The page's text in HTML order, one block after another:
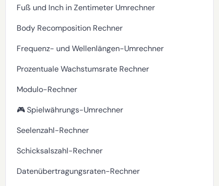
Fuß und Inch in Zentimeter Umrechner
Body Recomposition Rechner
Frequenz- und Wellenlängen-Umrechner
Prozentuale Wachstumsrate Rechner
Modulo-Rechner
🎮 Spielwährungs-Umrechner
Seelenzahl-Rechner
Schicksalszahl-Rechner
Datenübertragungsraten-Rechner